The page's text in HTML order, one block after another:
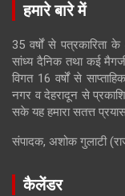
हमारे बारे में
35 वर्षों से पत्रकारिता
सांध्य दैनिक तथा कई
विगत 16 वर्षों से
नगर व देहरादून से
सके यह हमारा सतत्त
संपादक, अशोक गुलाटी
कैलेंडर